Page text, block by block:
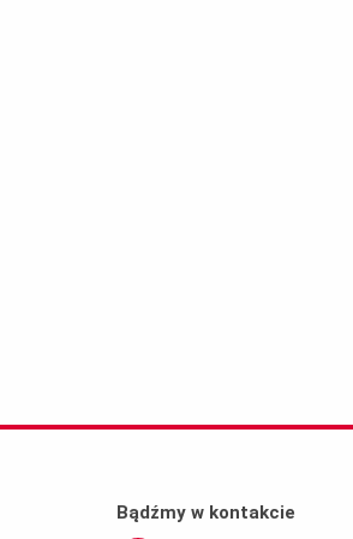
Bądźmy w kontakcie